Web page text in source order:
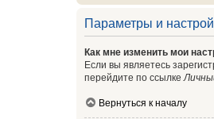
Параметры и
Как мне изменить мои
Если вы являетесь
перейдите по ссылке
Вернуться к началу